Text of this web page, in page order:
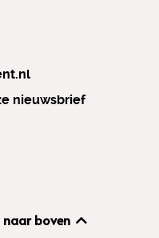
nieuwsbrief
naar boven